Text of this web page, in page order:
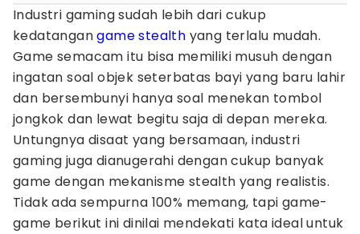
Industri gaming sudah lebih dari cukup
kedatangangame stealth yang terlalu mudah.
Game semacam itu bisa memiliki musuh dengan
ingatan soal objek seterbatas bayi yang baru lahir
dan bersembunyi hanya soal menekan tombol
jongkok dan lewat begitu saja di depan mereka.
Untungnya disaat yang bersamaan, industri
gaming juga dianugerahi dengan cukup banyak
game dengan mekanisme stealth yang realistis.
Tidak ada sempurna 100% memang, tapi game-
game berikut ini dinilai mendekati kata ideal untuk